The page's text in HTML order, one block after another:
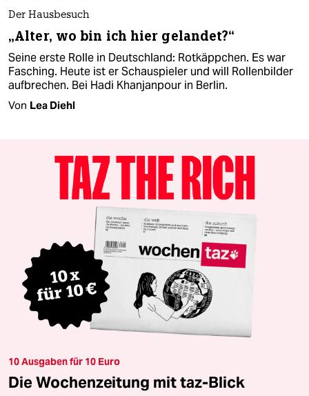
Der Hausbesuch
„Alter, wo bin ich hier gelandet?“
Seine erste Rolle in Deutschland: Rotkäppchen. Es war
Fasching. Heute ist er Schauspieler und will Rollenbilder
aufbrechen. Bei Hadi Khanjanpour in Berlin.
Von Lea Diehl
10 Ausgaben für 10 Euro
Die Wochenzeitung mit taz-Blick